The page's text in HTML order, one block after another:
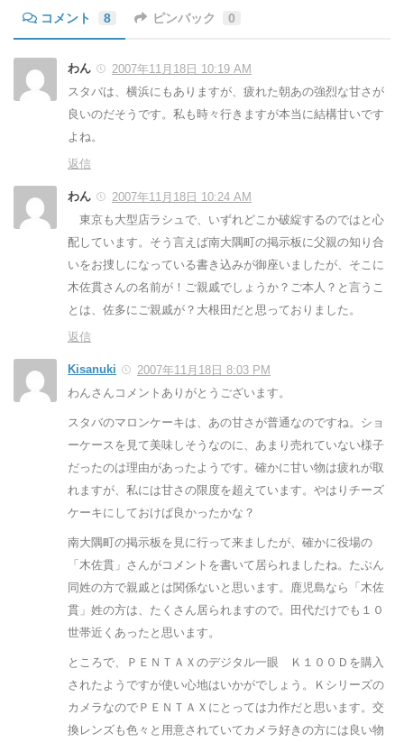
コメント 8 ピンバック 0
わん
2007年11月18日 10:19 AM
スタバは、横浜にもありますが、疲れた朝あの強烈な甘さが
良いのだそうです。私も時々行きますが本当に結構甘いです
よね。
返信
わん
2007年11月18日 10:24 AM
東京も大型店ラシュで、いずれどこか破綻するのではと心
配しています。そう言えば南大隅町の掲示板に父親の知り合
いをお捜しになっている書き込みが御座いましたが、そこに
木佐貫さんの名前が！ご親戚でしょうか？ご本人？と言うこ
とは、佐多にご親戚が？大根田だと思っておりました。
返信
Kisanuki
2007年11月18日 8:03 PM
わんさんコメントありがとうございます。
スタバのマロンケーキは、あの甘さが普通なのですね。ショ
ーケースを見て美味しそうなのに、あまり売れていない様子
だったのは理由があったようです。確かに甘い物は疲れが取
れますが、私には甘さの限度を超えています。やはりチーズ
ケーキにしておけば良かったかな？
南大隅町の掲示板を見に行って来ましたが、確かに役場の
「木佐貫」さんがコメントを書いて居られましたね。たぶん
同姓の方で親戚とは関係ないと思います。鹿児島なら「木佐
貫」姓の方は、たくさん居られますので。田代だけでも１０
世帯近くあったと思います。
ところで、ＰＥＮＴＡＸのデジタル一眼 Ｋ１００Ｄを購入
されたようですが使い心地はいかがでしょう。Ｋシリーズの
カメラなのでＰＥＮＴＡＸにとっては力作だと思います。交
換レンズも色々と用意されていてカメラ好きの方には良い物